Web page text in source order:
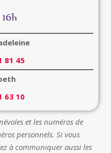
81 45
63 10
et les numéros de
personnels. Si vous
à communiquer aussi les